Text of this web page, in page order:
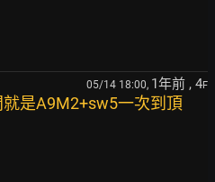
05/14 18:00, 1年前 , 4F
是A9M2+sw5一次到頂